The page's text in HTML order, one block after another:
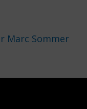
Marc Sommer